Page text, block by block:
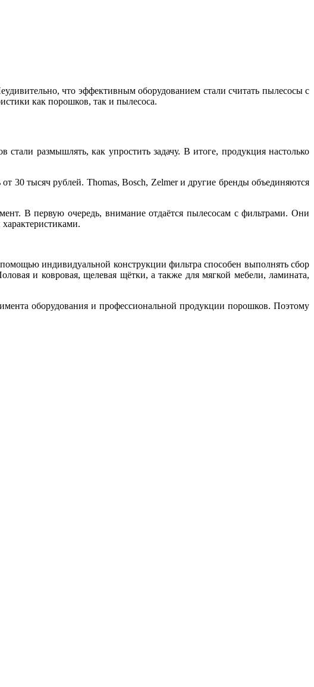
что эффективным оборудованием стали считать пылесосы с
как порошков, так и пылесоса.
размышлять, как упростить задачу. В итоге, продукция настолько
30 тысяч рублей. Thomas, Bosch, Zelmer и другие бренды объединяются
В первую очередь, внимание отдаётся пылесосам с фильтрами. Они
индивидуальной конструкции фильтра способен выполнять сбор
и ковровая, щелевая щётки, а также для мягкой мебели, ламината,
оборудования и профессиональной продукции порошков. Поэтому